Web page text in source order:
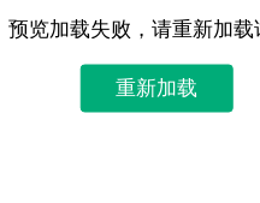
预览加载失败，请重新加载
重新加载